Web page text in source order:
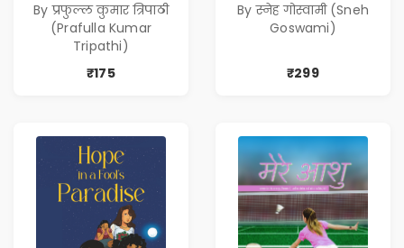
Hote Huye Gharon
Ki Dastan)
By प्रफुल्ल कुमार त्रिपाठी
(Prafulla Kumar
Tripathi)
₹175
Pagadandiyaan)
By स्नेह गोस्वामी (Sneh
Goswami)
₹299